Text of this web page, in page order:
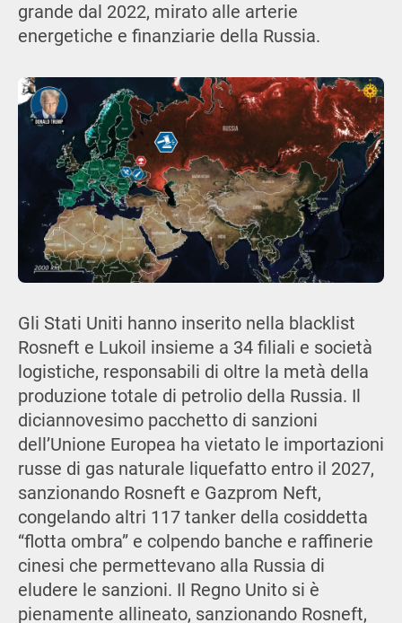
grande dal 2022, mirato alle arterie
energetiche e finanziarie della Russia.
Gli Stati Uniti hanno inserito nella blacklist
Rosneft e Lukoil insieme a 34 filiali e società
logistiche, responsabili di oltre la metà della
produzione totale di petrolio della Russia. Il
diciannovesimo pacchetto di sanzioni
dell’Unione Europea ha vietato le importazioni
russe di gas naturale liquefatto entro il 2027,
sanzionando Rosneft e Gazprom Neft,
congelando altri 117 tanker della cosiddetta
“flotta ombra” e colpendo banche e raffinerie
cinesi che permettevano alla Russia di
eludere le sanzioni. Il Regno Unito si è
pienamente allineato, sanzionando Rosneft,